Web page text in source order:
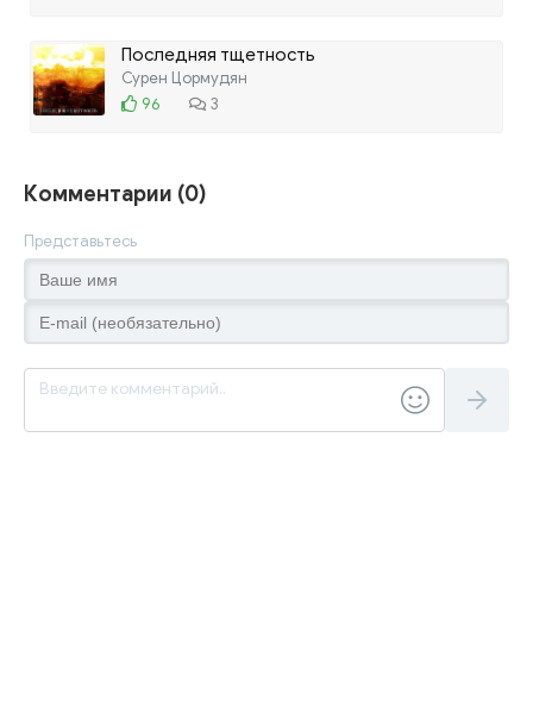
Последняя тщетность
Сурен Цормудян
96
3
Комментарии (0)
Представьтесь